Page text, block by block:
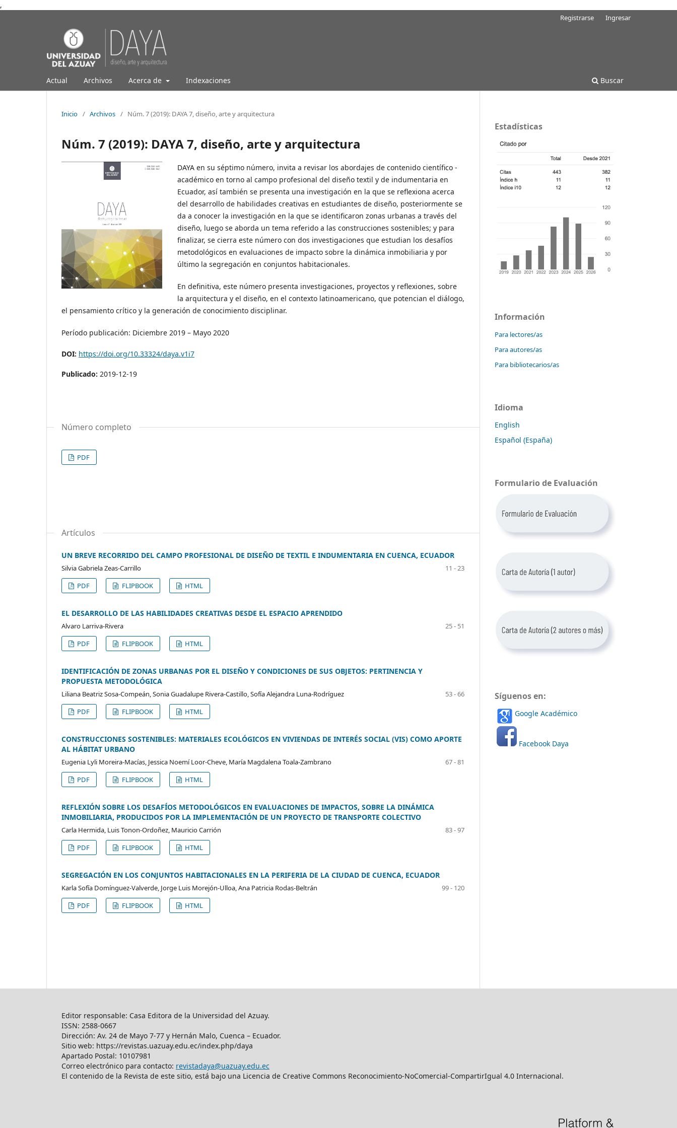
,
Actual Archivos Acerca de Indexaciones Buscar
Registrarse Ingresar
Inicio / Archivos / Núm. 7 (2019): DAYA 7, diseño, arte y arquitectura
Núm. 7 (2019): DAYA 7, diseño, arte y arquitectura
DAYA en su séptimo número, invita a revisar los abordajes de contenido científico -
académico en torno al campo profesional del diseño textil y de indumentaria en
Ecuador, así también se presenta una investigación en la que se reflexiona acerca
del desarrollo de habilidades creativas en estudiantes de diseño, posteriormente se
da a conocer la investigación en la que se identificaron zonas urbanas a través del
diseño, luego se aborda un tema referido a las construcciones sostenibles; y para
finalizar, se cierra este número con dos investigaciones que estudian los desafíos
metodológicos en evaluaciones de impacto sobre la dinámica inmobiliaria y por
último la segregación en conjuntos habitacionales.
En definitiva, este número presenta investigaciones, proyectos y reflexiones, sobre
la arquitectura y el diseño, en el contexto latinoamericano, que potencian el diálogo,
el pensamiento crítico y la generación de conocimiento disciplinar.
Período publicación: Diciembre 2019 – Mayo 2020
DOI: https://doi.org/10.33324/daya.v1i7
Publicado: 2019-12-19
Número completo
PDF
Artículos
UN BREVE RECORRIDO DEL CAMPO PROFESIONAL DE DISEÑO DE TEXTIL E INDUMENTARIA EN CUENCA, ECUADOR
Silvia Gabriela Zeas-Carrillo
11 - 23
PDF
FLIPBOOK HTML
EL DESARROLLO DE LAS HABILIDADES CREATIVAS DESDE EL ESPACIO APRENDIDO
Alvaro Larriva-Rivera
25 - 51
PDF
FLIPBOOK HTML
IDENTIFICACIÓN DE ZONAS URBANAS POR EL DISEÑO Y CONDICIONES DE SUS OBJETOS: PERTINENCIA Y
PROPUESTA METODOLÓGICA
Liliana Beatriz Sosa-Compeán, Sonia Guadalupe Rivera-Castillo, Sofía Alejandra Luna-Rodríguez
53 - 66
PDF
FLIPBOOK HTML
CONSTRUCCIONES SOSTENIBLES: MATERIALES ECOLÓGICOS EN VIVIENDAS DE INTERÉS SOCIAL (VIS) COMO APORTE
AL HÁBITAT URBANO
Eugenia Lyli Moreira-Macías, Jessica Noemí Loor-Cheve, María Magdalena Toala-Zambrano
67 - 81
PDF
FLIPBOOK HTML
REFLEXIÓN SOBRE LOS DESAFÍOS METODOLÓGICOS EN EVALUACIONES DE IMPACTOS, SOBRE LA DINÁMICA
INMOBILIARIA, PRODUCIDOS POR LA IMPLEMENTACIÓN DE UN PROYECTO DE TRANSPORTE COLECTIVO
Carla Hermida, Luis Tonon-Ordoñez, Mauricio Carrión
83 - 97
PDF
FLIPBOOK HTML
SEGREGACIÓN EN LOS CONJUNTOS HABITACIONALES EN LA PERIFERIA DE LA CIUDAD DE CUENCA, ECUADOR
Karla Sofía Domínguez-Valverde, Jorge Luis Morejón-Ulloa, Ana Patricia Rodas-Beltrán
99 - 120
PDF
FLIPBOOK HTML
Estadísticas
Información
Para lectores/as
Para autores/as
Para bibliotecarios/as
Idioma
English
Español (España)
Formulario de Evaluación
Síguenos en:
Google Académico
Facebook Daya
Editor responsable: Casa Editora de la Universidad del Azuay.
ISSN: 2588-0667
Dirección: Av. 24 de Mayo 7-77 y Hernán Malo, Cuenca – Ecuador.
Sitio web: https://revistas.uazuay.edu.ec/index.php/daya
Apartado Postal: 10107981
Correo electrónico para contacto: revistadaya@uazuay.edu.ec
El contenido de la Revista de este sitio, está bajo una Licencia de Creative Commons Reconocimiento-NoComercial-CompartirIgual 4.0 Internacional.